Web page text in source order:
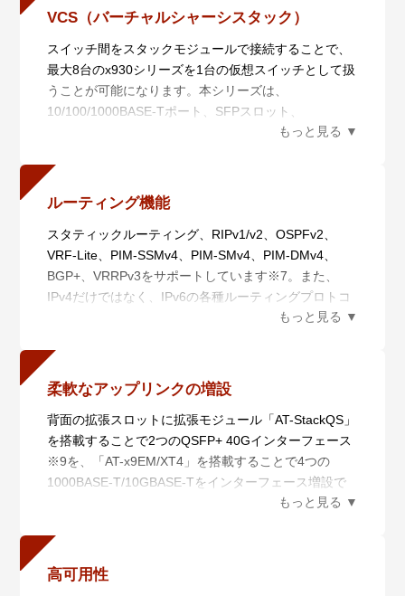
よりネットワークの統合管理を行います。
また、AMF Plusは日々ネットワークの状態を収集分析
によって学習し、AT-Vista Manager EXと組み合わせ
てお使いいただくことで、あらかじめ定義されたポリ
シーを用いて自動的にネットワークを最適な状態に保
ちます。蓄積したデータを数値化することにより、担
当者の経験で行われていた業務を平易な作業に落とし
・ 一元管理（セントライズドマネージメント）
AMF Plusマスターから多数のAMF Plusメンバーを一
・ 自動構築（オートレジリエントコネクション）
AMF Plusネットワークの自動構築およびAMF Plusメ
ンバーの自動認識を行います。
・ 自動復旧（スマートプロビジョニング）
AMF Plusメンバー設置時の自動設定（ゼロタッチイン
交換機器の自動復旧（オートリカバリー）、複数AMF
Plusメンバーに対するファームウェアの一括アップグ
・ 非AMF Plus装置対応（ワイドエリアバーチャルリ
ンク）
非AMF Plus装置の混在や広域商用回線を介したAMF
Plusネットワークの構築が可能です。さらに、広域商
用回線を介して本機能を利用しているAMF Plusメンバ
・ 分散マスター処理（AMF Plusコントローラー）
VCS（バーチャルシャーシスタック）
スイッチ間をスタックモジュールで接続することで、
最大8台のx930シリーズを1台の仮想スイッチとして扱
うことが可能になります。本シリーズは、
10/100/1000BASE-Tポート、SFPスロット、
SFP/SFP+スロット、拡張モジュール「AT-StackQS」
スタック接続されたスイッチは各種情報を同期してい
るため、仮に1台に障害が発生しても運用継続が可能
LD-VCS（ロングディスタンス－バーチャルシャーシ
スタック）にも対応し、長距離スタッキングが可能で
す。
これにより、離れたロケーションにあるスイッチを仮
想的に1台のスイッチ化し、シンプルかつ冗長性に優
ルーティング機能
スタティックルーティング、RIPv1/v2、OSPFv2、
VRF-Lite、PIM-SSMv4、PIM-SMv4、PIM-DMv4、
BGP+、VRRPv3をサポートしています※7。また、
IPv4だけではなく、IPv6の各種ルーティングプロトコ
ルOSPFv3、RIPng、PIM-SSMv6、PIMSMv6もサポー
さらに、MACsec※8によるイーサネット通信の暗号化
により、より強力なセキュリティーインフラの構築が
可能となります。
※7 OSPFv2の65ルート以上、またはPIM-SSM、PIM-
SM、PIM-DM、OSPFv3、RIPng、VRF-Lite、BGP+、
PIM-SSMv6、PIM-SMv6を使用する場合には、別途フ
ィーチャーライセンスの購入が必要です。
※8 MACsecの利用にはAT-x930-MS-PY-2019が必要、
ト1 ～ 48でのみ対応
柔軟なアップリンクの増設
背面の拡張スロットに拡張モジュール「AT-StackQS」
を搭載することで2つのQSFP+ 40Gインターフェース
※9を、「AT-x9EM/XT4」を搭載することで4つの
1000BASE-T/10GBASE-Tをインターフェース増設で
きます。どちらのモジュールも前面のSFP/SFP+スロ
ップリンク接続を実現します。
※9 ファームウェアバージョン5.4.5-0.x以前ではスタ
ック専用ポートとして、5.4.5-1.1以降はスイッチポー
高可用性